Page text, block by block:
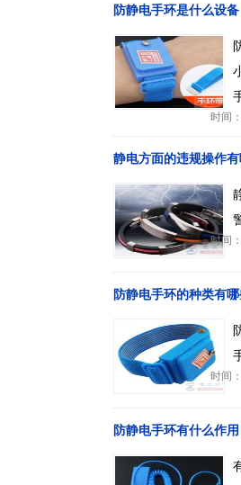
防静电手环是什么设
时间
静电方面的违规操作
时间
防静电手环的种类有
时间
防静电手环有什么作用